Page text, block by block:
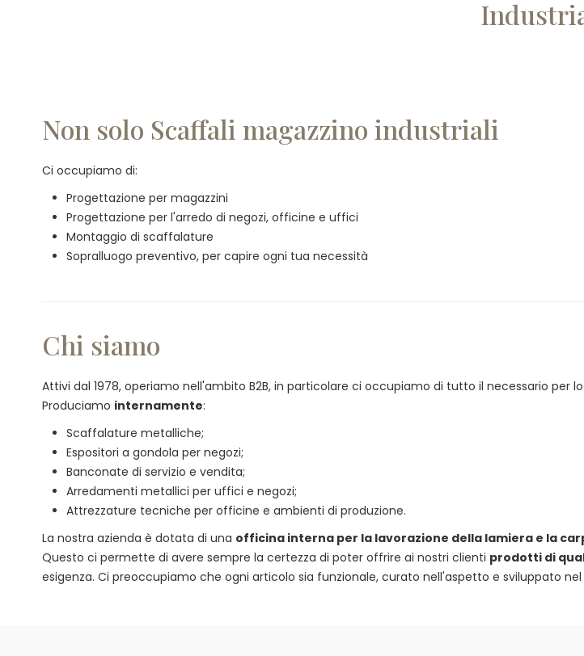
Non solo Scaffali magazzino industriali
Ci occupiamo di:
Progettazione per magazzini
Progettazione per l'arredo di negozi, officine e uffici
Montaggio di scaffalature
Sopralluogo preventivo, per capire ogni tua necessità
Chi siamo
Attivi dal 1978, operiamo nell'ambito B2B, in particolare ci occupiamo di tutto il necessario
Produciamo internamente:
Scaffalature metalliche;
Espositori a gondola per negozi;
Banconate di servizio e vendita;
Arredamenti metallici per uffici e negozi;
Attrezzature tecniche per officine e ambienti di produzione.
La nostra azienda è dotata di una officina interna per la lavorazione della lamiera e la
Questo ci permette di avere sempre la certezza di poter offrire ai nostri clienti prodotti di
esigenza. Ci preoccupiamo che ogni articolo sia funzionale, curato nell'aspetto e sviluppato